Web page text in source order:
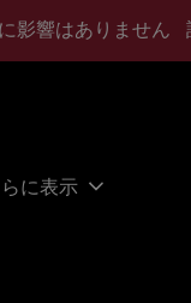
影響はありません
に表示